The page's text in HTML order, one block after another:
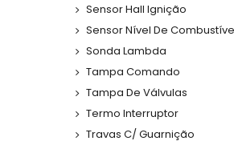
Sensor Hall Ignição
Sensor Nível De
Sonda Lambda
Tampa Comando
Tampa De Válvulas
Termo Interruptor
Travas C/ Guarnição